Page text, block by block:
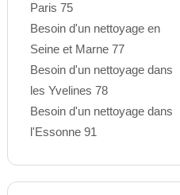
Paris 75
Besoin d'un nettoyage en
Seine et Marne 77
Besoin d'un nettoyage dans
les Yvelines 78
Besoin d'un nettoyage dans
l'Essonne 91